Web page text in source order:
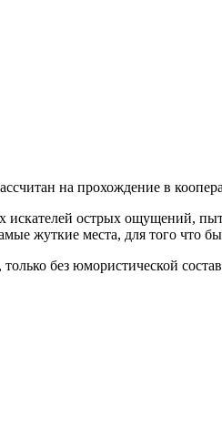
на прохождение в
острых ощущений,
жуткие места, для того что
без юмористической